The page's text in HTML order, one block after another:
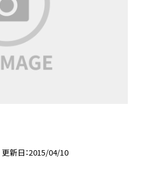
更新日 2015/04/10